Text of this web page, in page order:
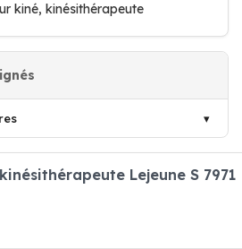
kiné, kinésithérapeute
Lejeune S 7971